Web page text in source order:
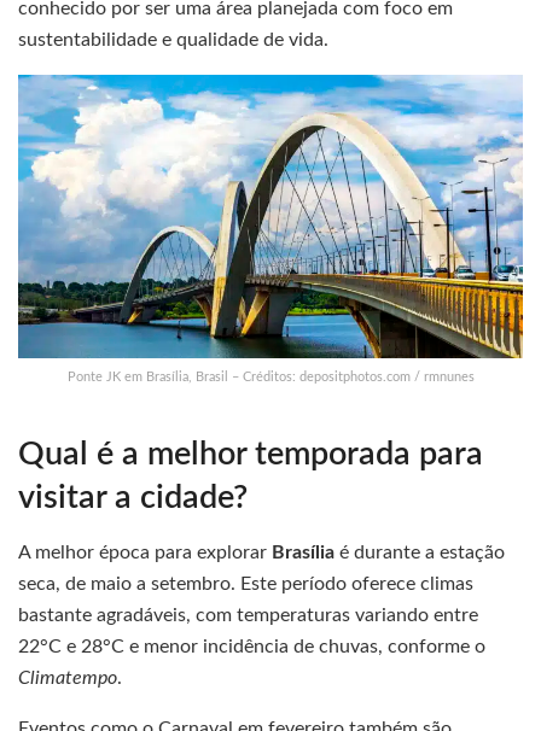
conhecido por ser uma área planejada com foco em
sustentabilidade e qualidade de vida.
Ponte JK em Brasília, Brasil – Créditos: depositphotos.com / rmnunes
Qual é a melhor temporada para
visitar a cidade?
A melhor época para explorar Brasília é durante a estação
seca, de maio a setembro. Este período oferece climas
bastante agradáveis, com temperaturas variando entre
22°C e 28°C e menor incidência de chuvas, conforme o
Climatempo.